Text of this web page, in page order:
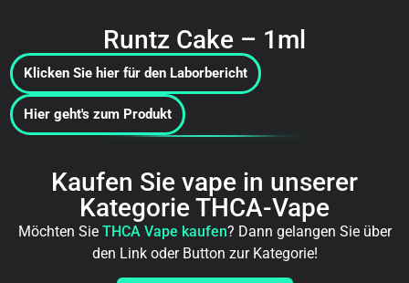
Runtz Cake – 1ml
Klicken Sie hier für den Laborbericht
Hier geht's zum Produkt
Kaufen Sie vape in unserer
Kategorie THCA-Vape
Möchten Sie THCA Vape kaufen? Dann gelangen Sie über
den Link oder Button zur Kategorie!